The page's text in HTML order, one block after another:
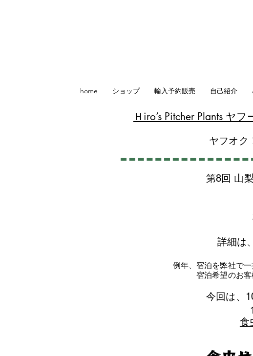
home ショップ 輸入予約販売 自己紹介
Ｈiro’s Pitcher Plants ヤフ
ヤフオク
第8回 山
詳細は
例年、宿泊を弊社で
宿泊希望のお
今回は、
食